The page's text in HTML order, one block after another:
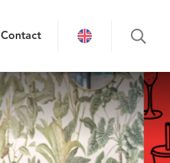
Contact